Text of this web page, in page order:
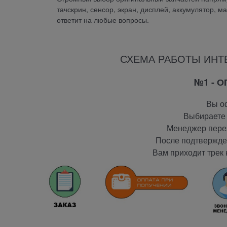
тачскрин, сенсор, экран, дисплей, аккумулятор,
ответит на любые вопросы.
СХЕМА РАБОТЫ
№1 -
Вы
Выбираете
Менеджер
После
Вам приходит трек